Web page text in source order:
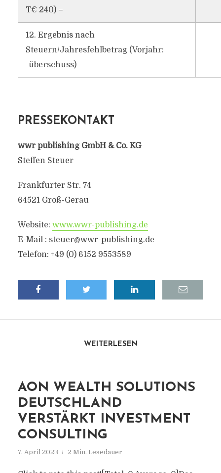
T€ 240) –
12. Ergebnis nach
Steuern/Jahresfehlbetrag (Vorjahr:
-überschuss)
PRESSEKONTAKT
wwr publishing GmbH & Co. KG
Steffen Steuer
Frankfurter Str. 74
64521 Groß-Gerau
Website: www.wwr-publishing.de
E-Mail : steuer@wwr-publishing.de
Telefon: +49 (0) 6152 9553589
WEITERLESEN
AON WEALTH SOLUTIONS
DEUTSCHLAND
VERSTÄRKT INVESTMENT
CONSULTING
7. April 2023 2 Min. Lesedauer